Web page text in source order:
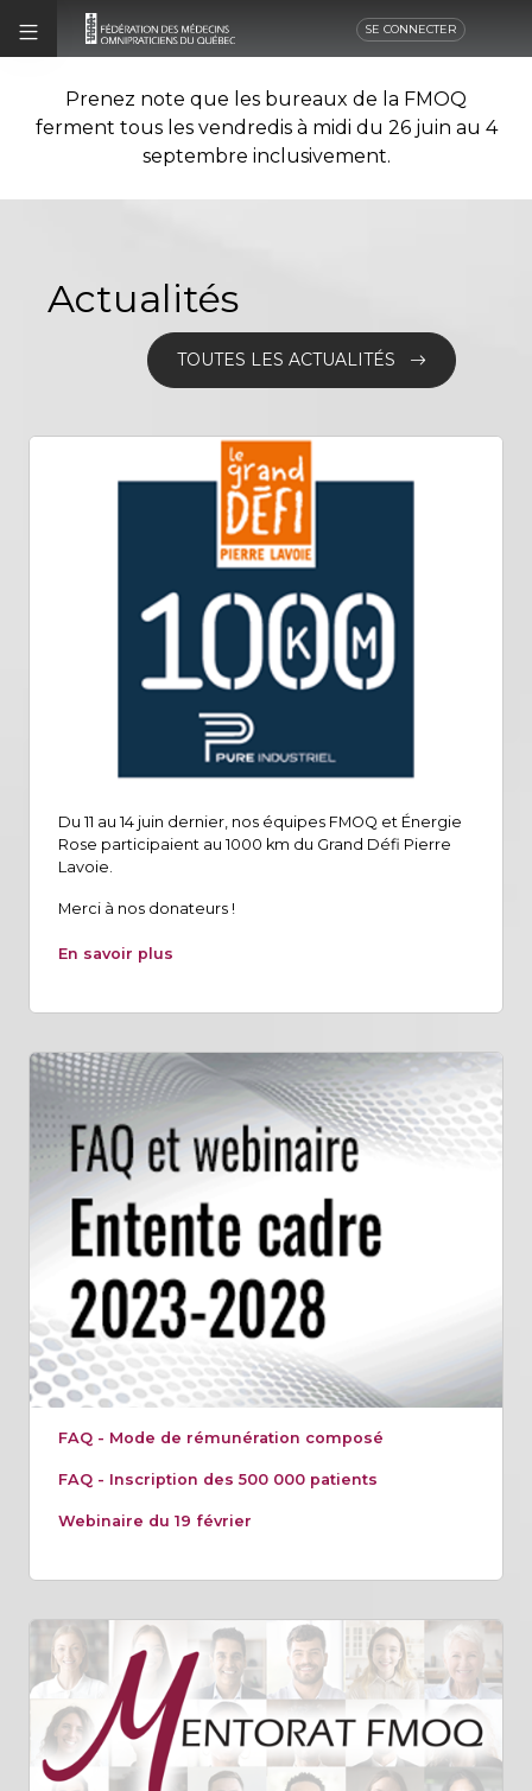
SE CONNECTER
Prenez note que les bureaux de la FMOQ
ferment tous les vendredis à midi du 26 juin au 4
septembre inclusivement.
Actualités
TOUTES LES ACTUALITÉS
Du 11 au 14 juin dernier, nos équipes FMOQ et Énergie
Rose participaient au 1000 km du Grand Défi Pierre
Lavoie.
Merci à nos donateurs !
En savoir plus
FAQ - Mode de rémunération composé
FAQ - Inscription des 500 000 patients
Webinaire du 19 février